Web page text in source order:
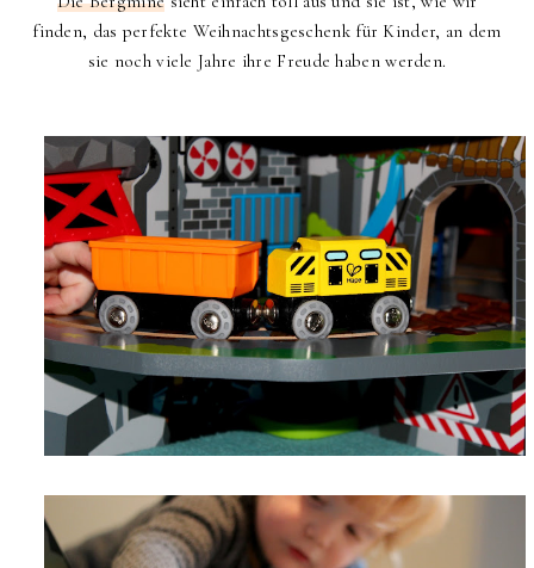
finden, das perfekte Weihnachtsgeschenk für Kinder, an dem
sie noch viele Jahre ihre Freude haben werden.